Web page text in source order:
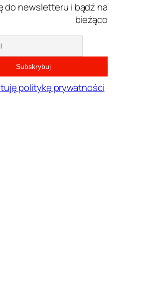
do newsletteru i bądź na
bieżąco
politykę prywatności